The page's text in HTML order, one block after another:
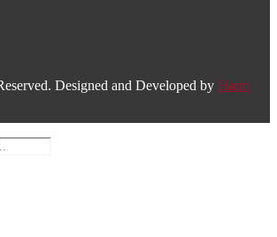
Designed and Developed by Harm